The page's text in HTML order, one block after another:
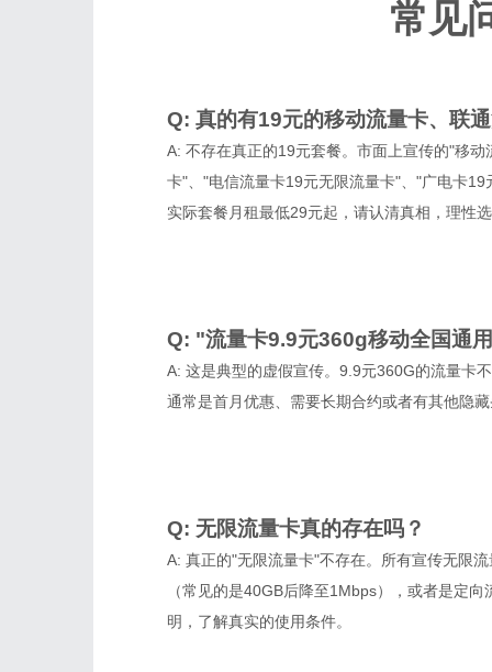
常见
Q: 真的有19元的移动流量卡、联
A: 不存在真正的19元套餐。市面上宣传的"移
卡"、"电信流量卡19元无限流量卡"、"广电卡
实际套餐月租最低29元起，请认清真相，理性
Q: "流量卡9.9元360g移动全国通
A: 这是典型的虚假宣传。9.9元360G的流量卡
通常是首月优惠、需要长期合约或者有其他隐
Q: 无限流量卡真的存在吗？
A: 真正的"无限流量卡"不存在。所有宣传无限
（常见的是40GB后降至1Mbps），或者是定
明，了解真实的使用条件。